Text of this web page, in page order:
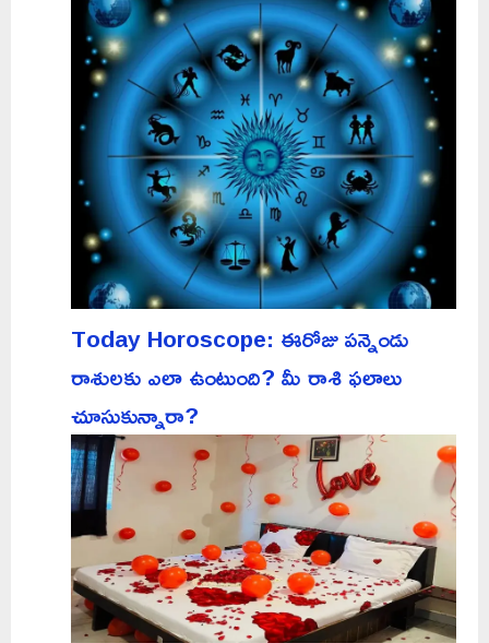
Today Horoscope: ఈరోజు పన్నెండు
రాశులకు ఎలా ఉంటుంది? మీ రాశి ఫలాలు
చూసుకున్నారా?